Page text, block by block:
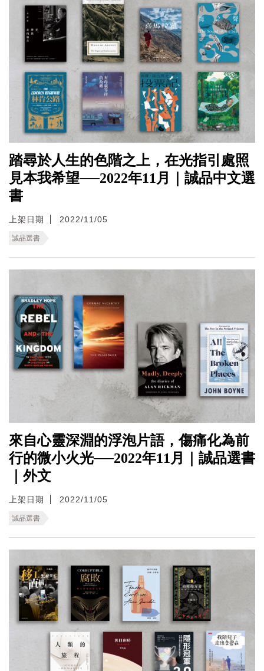
踏尋於人生的色階之上，在光指引處照
見本我希望──2022年11月｜誠品中文選
書
上架日期 2022/11/05
誠品選書
來自心靈深淵的浮泡片語，傷痛化為前
行的微小火光──2022年11月｜誠品選書
｜外文
上架日期 2022/11/05
誠品選書